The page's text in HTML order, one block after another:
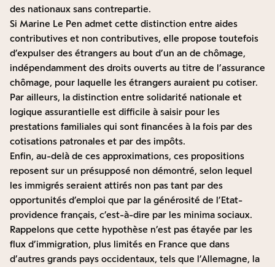
des nationaux sans contrepartie.
Si Marine Le Pen admet cette distinction entre aides
contributives et non contributives, elle propose toutefois
d’expulser des étrangers au bout d’un an de chômage,
indépendamment des droits ouverts au titre de l’assurance
chômage, pour laquelle les étrangers auraient pu cotiser.
Par ailleurs, la distinction entre solidarité nationale et
logique assurantielle est difficile à saisir pour les
prestations familiales qui sont financées à la fois par des
cotisations patronales et par des impôts.
Enfin, au-delà de ces approximations, ces propositions
reposent sur un présupposé non démontré, selon lequel
les immigrés seraient attirés non pas tant par des
opportunités d’emploi que par la générosité de l’Etat-
providence français, c’est-à-dire par les minima sociaux.
Rappelons que cette hypothèse n’est pas étayée par les
flux d’immigration, plus limités en France que dans
d’autres grands pays occidentaux, tels que l’Allemagne, la